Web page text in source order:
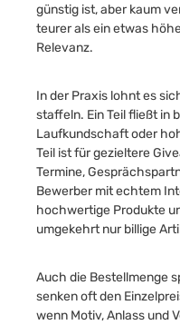
günstig ist, aber kaum
teurer als ein etwas
Relevanz.
In der Praxis lohnt es
staffeln. Ein Teil fließt in
Laufkundschaft oder
Teil ist für gezieltere
Termine,
Bewerber mit echtem
hochwertige Produkte
umgekehrt nur billige
Auch die Bestellmenge
senken oft den
wenn Motiv, Anlass und